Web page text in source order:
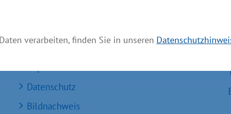
verarbeiten, finden Sie in unseren
Aktuelle Meldungen
Datenschutz
Bildnachweis